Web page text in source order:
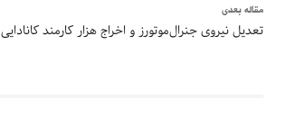
مقاله بعدی
تعدیل نیروی جنرال‌موتورز و اخراج هزار کارمند کانادایی